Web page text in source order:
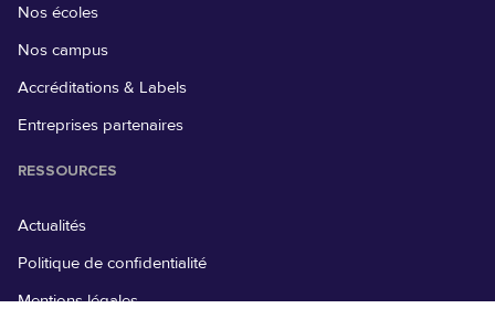
Nos écoles
Nos campus
Accréditations & Labels
Entreprises partenaires
RESSOURCES
Actualités
Politique de confidentialité
Mentions légales